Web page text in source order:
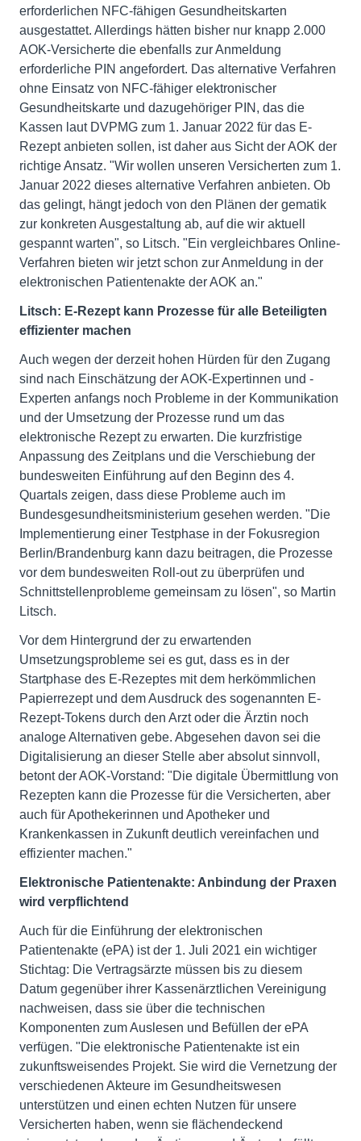
erforderlichen NFC-fähigen Gesundheitskarten
ausgestattet. Allerdings hätten bisher nur knapp 2.000
AOK-Versicherte die ebenfalls zur Anmeldung
erforderliche PIN angefordert. Das alternative Verfahren
ohne Einsatz von NFC-fähiger elektronischer
Gesundheitskarte und dazugehöriger PIN, das die
Kassen laut DVPMG zum 1. Januar 2022 für das E-
Rezept anbieten sollen, ist daher aus Sicht der AOK der
richtige Ansatz. "Wir wollen unseren Versicherten zum 1.
Januar 2022 dieses alternative Verfahren anbieten. Ob
das gelingt, hängt jedoch von den Plänen der gematik
zur konkreten Ausgestaltung ab, auf die wir aktuell
gespannt warten", so Litsch. "Ein vergleichbares Online-
Verfahren bieten wir jetzt schon zur Anmeldung in der
elektronischen Patientenakte der AOK an."
Litsch: E-Rezept kann Prozesse für alle Beteiligten
effizienter machen
Auch wegen der derzeit hohen Hürden für den Zugang
sind nach Einschätzung der AOK-Expertinnen und -
Experten anfangs noch Probleme in der Kommunikation
und der Umsetzung der Prozesse rund um das
elektronische Rezept zu erwarten. Die kurzfristige
Anpassung des Zeitplans und die Verschiebung der
bundesweiten Einführung auf den Beginn des 4.
Quartals zeigen, dass diese Probleme auch im
Bundesgesundheitsministerium gesehen werden. "Die
Implementierung einer Testphase in der Fokusregion
Berlin/Brandenburg kann dazu beitragen, die Prozesse
vor dem bundesweiten Roll-out zu überprüfen und
Schnittstellenprobleme gemeinsam zu lösen", so Martin
Litsch.
Vor dem Hintergrund der zu erwartenden
Umsetzungsprobleme sei es gut, dass es in der
Startphase des E-Rezeptes mit dem herkömmlichen
Papierrezept und dem Ausdruck des sogenannten E-
Rezept-Tokens durch den Arzt oder die Ärztin noch
analoge Alternativen gebe. Abgesehen davon sei die
Digitalisierung an dieser Stelle aber absolut sinnvoll,
betont der AOK-Vorstand: "Die digitale Übermittlung von
Rezepten kann die Prozesse für die Versicherten, aber
auch für Apothekerinnen und Apotheker und
Krankenkassen in Zukunft deutlich vereinfachen und
effizienter machen."
Elektronische Patientenakte: Anbindung der Praxen
wird verpflichtend
Auch für die Einführung der elektronischen
Patientenakte (ePA) ist der 1. Juli 2021 ein wichtiger
Stichtag: Die Vertragsärzte müssen bis zu diesem
Datum gegenüber ihrer Kassenärztlichen Vereinigung
nachweisen, dass sie über die technischen
Komponenten zum Auslesen und Befüllen der ePA
verfügen. "Die elektronische Patientenakte ist ein
zukunftsweisendes Projekt. Sie wird die Vernetzung der
verschiedenen Akteure im Gesundheitswesen
unterstützen und einen echten Nutzen für unsere
Versicherten haben, wenn sie flächendeckend